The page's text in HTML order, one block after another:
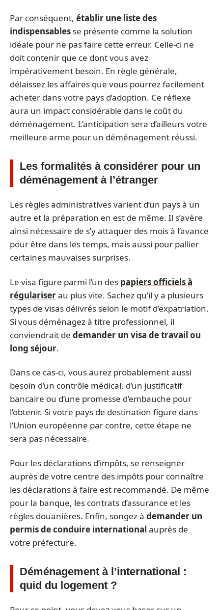
Par conséquent, établir une liste des
indispensables se présente comme la solution
idéale pour ne pas faire cette erreur. Celle-ci ne
doit contenir que ce dont vous avez
impérativement besoin. En règle générale,
délaissez les affaires que vous pourrez facilement
acheter dans votre pays d’adoption. Ce réflexe
aura un impact considérable dans le coût du
déménagement. L’anticipation sera d’ailleurs votre
meilleure arme pour un déménagement réussi.
Les formalités à considérer pour un
déménagement à l’étranger
Les règles administratives varient d’un pays à un
autre et la préparation en est de même. Il s’avère
ainsi nécessaire de s’y attaquer des mois à l’avance
pour être dans les temps, mais aussi pour pallier
certaines mauvaises surprises.
Le visa figure parmi l’un des papiers officiels à
régulariserau plus vite. Sachez qu’il y a plusieurs
types de visas délivrés selon le motif d’expatriation.
Si vous déménagez à titre professionnel, il
conviendrait de demander un visa de travail ou
long séjour.
Dans ce cas-ci, vous aurez probablement aussi
besoin d’un contrôle médical, d’un justificatif
bancaire ou d’une promesse d’embauche pour
l’obtenir. Si votre pays de destination figure dans
l’Union européenne par contre, cette étape ne
sera pas nécessaire.
Pour les déclarations d’impôts, se renseigner
auprès de votre centre des impôts pour connaître
les déclarations à faire est recommandé. De même
pour la banque, les contrats d’assurance et les
règles douanières. Enfin, songez à demander un
permis de conduire international auprès de
votre préfecture.
Déménagement à l’international :
quid du logement ?